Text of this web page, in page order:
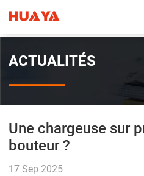
ACTUALITÉS
Une chargeuse sur
bouteur ?
17 Sep 2025